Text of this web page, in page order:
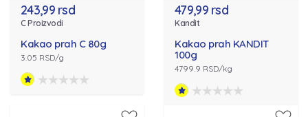
243,99 rsd
C Proizvodi
Kakao prah C 80g
3.05 RSD/g
479,99 rsd
Kandit
Kakao prah KANDIT
100g
4799.9 RSD/kg